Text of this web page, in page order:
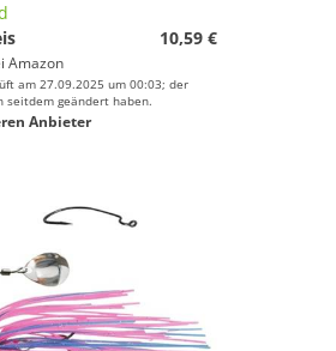
10,59 €
Amazon
am 27.09.2025 um 00:03; der
seitdem geändert haben.
Anbieter